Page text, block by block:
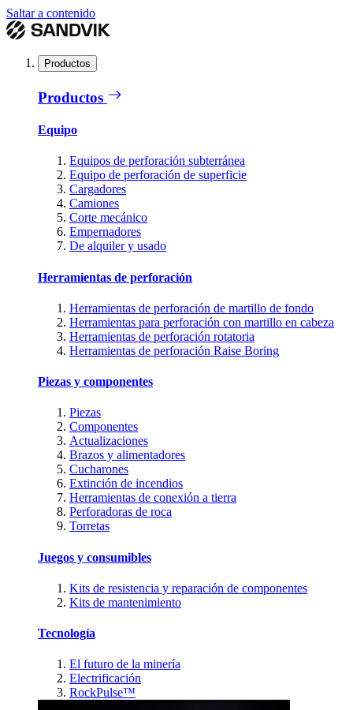
Saltar a contenido
Productos
Productos
Equipo
Equipos de perforación subterránea
Equipo de perforación de superficie
Cargadores
Camiones
Corte mecánico
Empernadores
De alquiler y usado
Herramientas de perforación
Herramientas de perforación de martillo de fondo
Herramientas para perforación con martillo en cabeza
Herramientas de perforación rotatoria
Herramientas de perforación Raise Boring
Piezas y componentes
Piezas
Componentes
Actualizaciones
Brazos y alimentadores
Cucharones
Extinción de incendios
Herramientas de conexión a tierra
Perforadoras de roca
Torretas
Juegos y consumibles
Kits de resistencia y reparación de componentes
Kits de mantenimiento
Tecnología
El futuro de la minería
Electrificación
RockPulse™